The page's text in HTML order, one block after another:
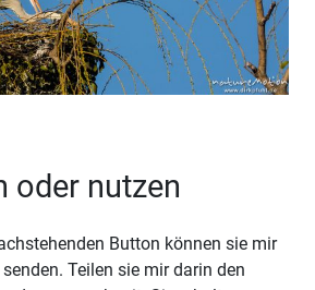
oder nutzen
Button können sie mir
Teilen sie mir darin den